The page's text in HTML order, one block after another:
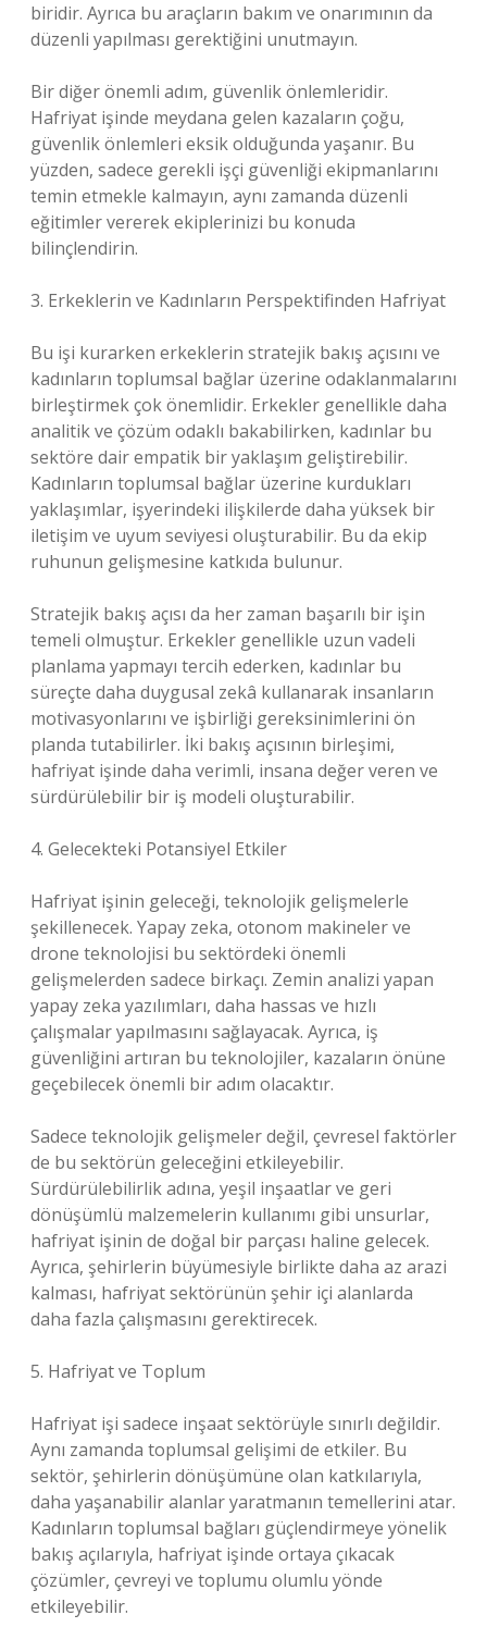
biridir. Ayrıca bu araçların bakım ve onarımının da
düzenli yapılması gerektiğini unutmayın.
Bir diğer önemli adım, güvenlik önlemleridir.
Hafriyat işinde meydana gelen kazaların çoğu,
güvenlik önlemleri eksik olduğunda yaşanır. Bu
yüzden, sadece gerekli işçi güvenliği ekipmanlarını
temin etmekle kalmayın, aynı zamanda düzenli
eğitimler vererek ekiplerinizi bu konuda
bilinçlendirin.
3. Erkeklerin ve Kadınların Perspektifinden Hafriyat
Bu işi kurarken erkeklerin stratejik bakış açısını ve
kadınların toplumsal bağlar üzerine odaklanmalarını
birleştirmek çok önemlidir. Erkekler genellikle daha
analitik ve çözüm odaklı bakabilirken, kadınlar bu
sektöre dair empatik bir yaklaşım geliştirebilir.
Kadınların toplumsal bağlar üzerine kurdukları
yaklaşımlar, işyerindeki ilişkilerde daha yüksek bir
iletişim ve uyum seviyesi oluşturabilir. Bu da ekip
ruhunun gelişmesine katkıda bulunur.
Stratejik bakış açısı da her zaman başarılı bir işin
temeli olmuştur. Erkekler genellikle uzun vadeli
planlama yapmayı tercih ederken, kadınlar bu
süreçte daha duygusal zekâ kullanarak insanların
motivasyonlarını ve işbirliği gereksinimlerini ön
planda tutabilirler. İki bakış açısının birleşimi,
hafriyat işinde daha verimli, insana değer veren ve
sürdürülebilir bir iş modeli oluşturabilir.
4. Gelecekteki Potansiyel Etkiler
Hafriyat işinin geleceği, teknolojik gelişmelerle
şekillenecek. Yapay zeka, otonom makineler ve
drone teknolojisi bu sektördeki önemli
gelişmelerden sadece birkaçı. Zemin analizi yapan
yapay zeka yazılımları, daha hassas ve hızlı
çalışmalar yapılmasını sağlayacak. Ayrıca, iş
güvenliğini artıran bu teknolojiler, kazaların önüne
geçebilecek önemli bir adım olacaktır.
Sadece teknolojik gelişmeler değil, çevresel faktörler
de bu sektörün geleceğini etkileyebilir.
Sürdürülebilirlik adına, yeşil inşaatlar ve geri
dönüşümlü malzemelerin kullanımı gibi unsurlar,
hafriyat işinin de doğal bir parçası haline gelecek.
Ayrıca, şehirlerin büyümesiyle birlikte daha az arazi
kalması, hafriyat sektörünün şehir içi alanlarda
daha fazla çalışmasını gerektirecek.
5. Hafriyat ve Toplum
Hafriyat işi sadece inşaat sektörüyle sınırlı değildir.
Aynı zamanda toplumsal gelişimi de etkiler. Bu
sektör, şehirlerin dönüşümüne olan katkılarıyla,
daha yaşanabilir alanlar yaratmanın temellerini atar.
Kadınların toplumsal bağları güçlendirmeye yönelik
bakış açılarıyla, hafriyat işinde ortaya çıkacak
çözümler, çevreyi ve toplumu olumlu yönde
etkileyebilir.